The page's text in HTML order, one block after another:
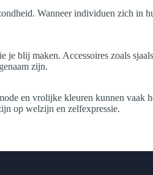
Wanneer individuen zich
blij maken. Accessoires zoals
zijn.
en vrolijke kleuren kunnen
op welzijn en zelfexpressie.